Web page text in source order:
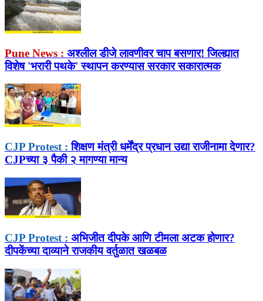
Pune News : अश्लील डीजे लावणीवर चाप बसणार! जिल्ह्यात
विशेष 'भरारी पथके' स्थापन करण्यास सरकार सकारात्मक
CJP Protest : शिक्षण मंत्री धर्मेंद्र प्रधान उद्या राजीनामा देणार?
CJPच्या ३ पैकी २ मागण्या मान्य
CJP Protest : अभिजीत दीपके आणि टीमला अटक होणार?
दीपकेंच्या दाव्याने राजकीय वर्तुळात खळबळ